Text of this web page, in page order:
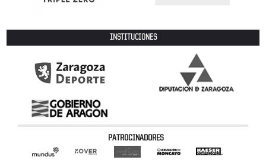
INSTITUCIONES
PATROCINADORES